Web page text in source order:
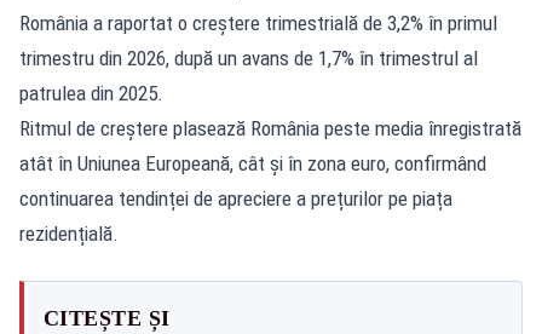
România a raportat o creștere trimestrială de 3,2% în primul
trimestru din 2026, după un avans de 1,7% în trimestrul al
patrulea din 2025.
Ritmul de creștere plasează România peste media înregistrată
atât în Uniunea Europeană, cât și în zona euro, confirmând
continuarea tendinței de apreciere a prețurilor pe piața
rezidențială.
CITEȘTE ȘI